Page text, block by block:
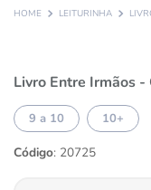
LEITURINHA
Livro Entre Irmãos
9 a 10 10+
Código: 20725